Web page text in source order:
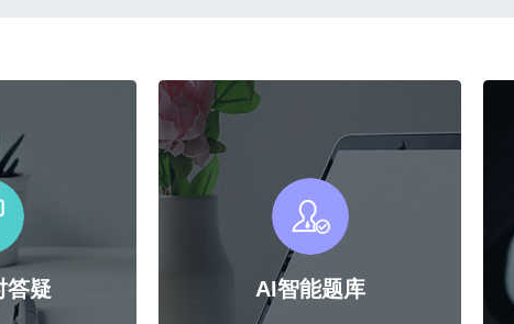
答疑 AI智能题库